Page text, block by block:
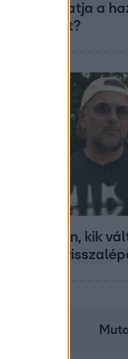
fokozhatja a
aszályt?
Megvan, kik
miatt